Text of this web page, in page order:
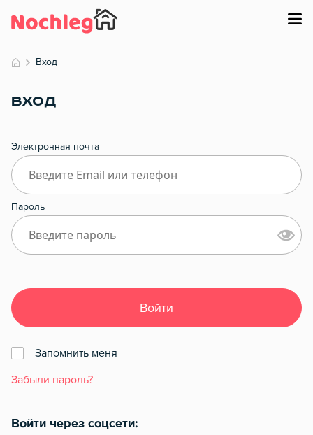
Вход
ВХОД
Электронная почта
Пароль
Войти
Запомнить меня
Забыли пароль?
Войти через соцсети: